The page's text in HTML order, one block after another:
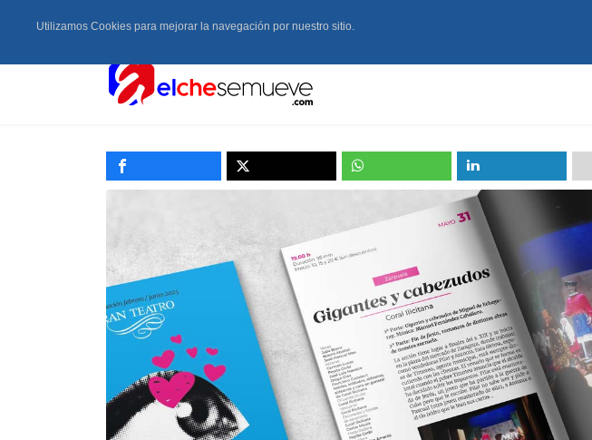
Utilizamos Cookies para mejorar la navegación por nuestro sitio.